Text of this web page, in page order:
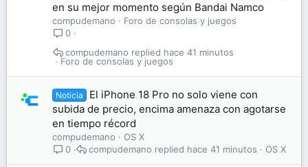
en su mejor momento según Bandai Namco
compudemano
Foro de consolas y juegos
0
Foro de consolas y juegos
hace 41 minutos
compudemano
Noticia
El iPhone 18 Pro no solo viene con
subida de precio, encima amenaza con agotarse
en tiempo récord
compudemano
OS X
0
OS X
hace 41 minutos
compudemano